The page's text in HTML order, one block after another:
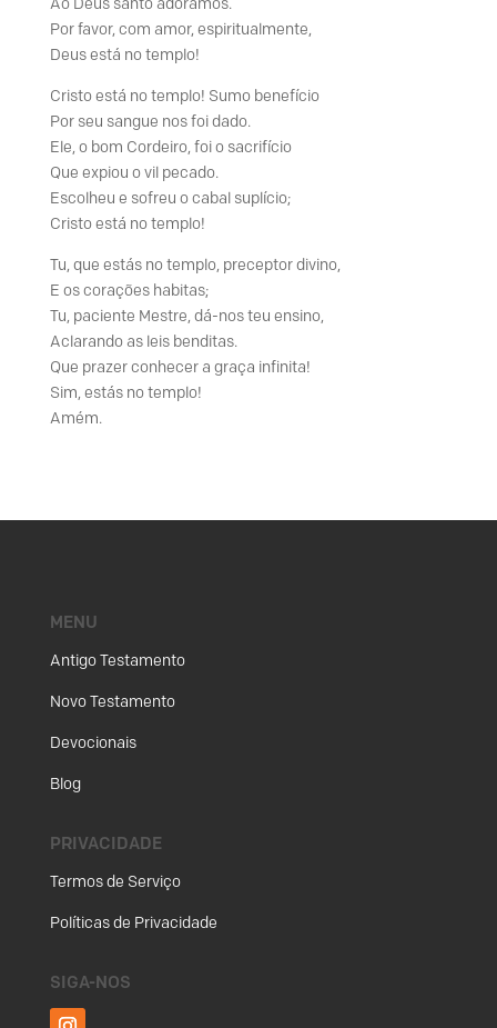
Por favor, com amor, espiritualmente,
Deus está no templo!
Cristo está no templo! Sumo benefício
Por seu sangue nos foi dado.
Ele, o bom Cordeiro, foi o sacrifício
Que expiou o vil pecado.
Escolheu e sofreu o cabal suplício;
Cristo está no templo!
Tu, que estás no templo, preceptor divino,
E os corações habitas;
Tu, paciente Mestre, dá-nos teu ensino,
Aclarando as leis benditas.
Que prazer conhecer a graça infinita!
Sim, estás no templo!
Amém.
MENU
Antigo Testamento
Novo Testamento
Devocionais
Blog
PRIVACIDADE
Termos de Serviço
Políticas de Privacidade
SIGA-NOS